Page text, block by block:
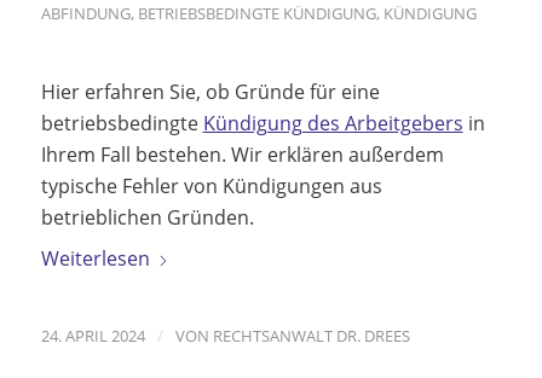
ABFINDUNG, BETRIEBSBEDINGTE KÜNDIGUNG, KÜNDIGUNG
Hier erfahren Sie, ob Gründe für eine
betriebsbedingte Kündigung des Arbeitgebers in
Ihrem Fall bestehen. Wir erklären außerdem
typische Fehler von Kündigungen aus
betrieblichen Gründen.
Weiterlesen
24. APRIL 2024 / VON RECHTSANWALT DR. DREES